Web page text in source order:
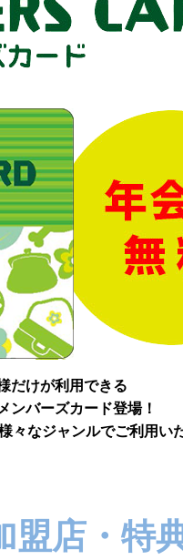
だけが利用できる
ンバーズカード登場！
々なジャンルでご利用い
盟店・特